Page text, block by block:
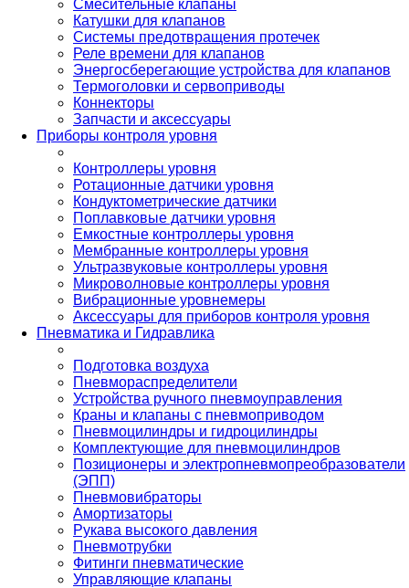
Смесительные клапаны
Катушки для клапанов
Системы предотвращения протечек
Реле времени для клапанов
Энергосберегающие устройства для клапанов
Термоголовки и сервоприводы
Коннекторы
Запчасти и аксессуары
Приборы контроля уровня
Контроллеры уровня
Ротационные датчики уровня
Кондуктометрические датчики
Поплавковые датчики уровня
Емкостные контроллеры уровня
Мембранные контроллеры уровня
Ультразвуковые контроллеры уровня
Микроволновые контроллеры уровня
Вибрационные уровнемеры
Аксессуары для приборов контроля уровня
Пневматика и Гидравлика
Подготовка воздуха
Пневмораспределители
Устройства ручного пневмоуправления
Краны и клапаны с пневмоприводом
Пневмоцилиндры и гидроцилиндры
Комплектующие для пневмоцилиндров
Позиционеры и электропневмопреобразователи
(ЭПП)
Пневмовибраторы
Амортизаторы
Рукава высокого давления
Пневмотрубки
Фитинги пневматические
Управляющие клапаны